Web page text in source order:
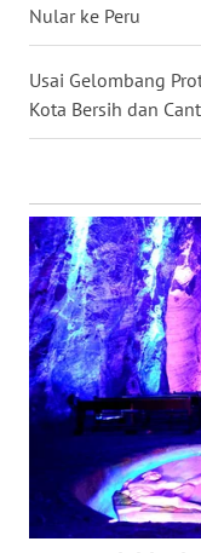
Nular ke Peru
Usai Gelombang
Kota Bersih dan
WN
MALUKU
WN
DAIRI
WN
DANAU
TOBA
WN
NIAS
WN
LANGKAT